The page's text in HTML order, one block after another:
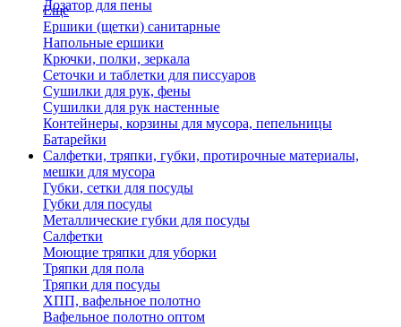
Дозатор для пены
Еще
Ершики (щетки) санитарные
Напольные ершики
Крючки, полки, зеркала
Сеточки и таблетки для писсуаров
Сушилки для рук, фены
Сушилки для рук настенные
Контейнеры, корзины для мусора, пепельницы
Батарейки
Салфетки, тряпки, губки, протирочные материалы,
мешки для мусора
Губки, сетки для посуды
Губки для посуды
Металлические губки для посуды
Салфетки
Моющие тряпки для уборки
Тряпки для пола
Тряпки для посуды
ХПП, вафельное полотно
Вафельное полотно оптом